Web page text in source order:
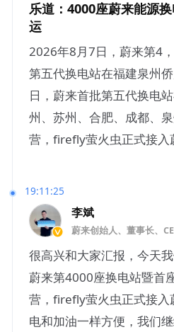
乐道：4000座蔚来能源
运
2026年8月7日，蔚来第4
第五代换电站在福建泉州
日，蔚来首批第五代换电
州、苏州、合肥、成都、
营，firefly萤火虫正式接入
19:11:25
李斌
蔚来创始人、董事长、
很高兴和大家汇报，今天
蔚来第4000座换电站暨首
营，firefly萤火虫正式接入
电和加油一样方便，我们